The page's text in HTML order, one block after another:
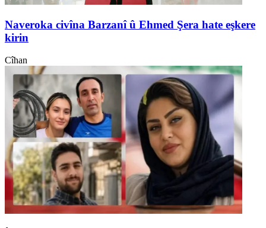
Naveroka civîna Barzanî û Ehmed Şera hate eşkere
kirin
Cîhan